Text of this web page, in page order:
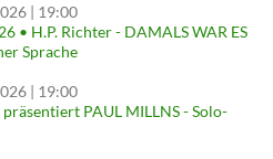
| 19:00
• H.P. Richter - DAMALS WAR ES
Sprache
| 19:00
PAUL MILLNS - Solo-